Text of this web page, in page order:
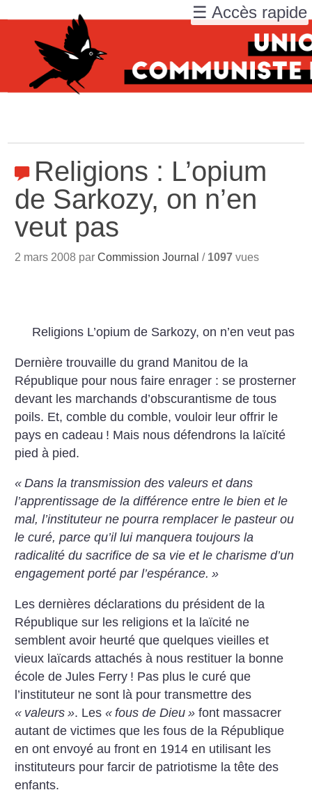
Religions : L’opium
de Sarkozy, on n’en
veut pas
2 mars 2008 parCommission Journal / 1097 vues
Religions L’opium de Sarkozy, on n’en veut pas
Dernière trouvaille du grand Manitou de la
République pour nous faire enrager : se prosterner
devant les marchands d’obscurantisme de tous
poils. Et, comble du comble, vouloir leur offrir le
pays en cadeau ! Mais nous défendrons la laïcité
pied à pied.
« Dans la transmission des valeurs et dans
l’apprentissage de la différence entre le bien et le
mal, l’instituteur ne pourra remplacer le pasteur ou
le curé, parce qu’il lui manquera toujours la
radicalité du sacrifice de sa vie et le charisme d’un
engagement porté par l’espérance. »
Les dernières déclarations du président de la
République sur les religions et la laïcité ne
semblent avoir heurté que quelques vieilles et
vieux laïcards attachés à nous restituer la bonne
école de Jules Ferry ! Pas plus le curé que
l’instituteur ne sont là pour transmettre des
« valeurs ». Les« fous de Dieu » font massacrer
autant de victimes que les fous de la République
en ont envoyé au front en 1914 en utilisant les
instituteurs pour farcir de patriotisme la tête des
enfants.
☰ Accès rapide